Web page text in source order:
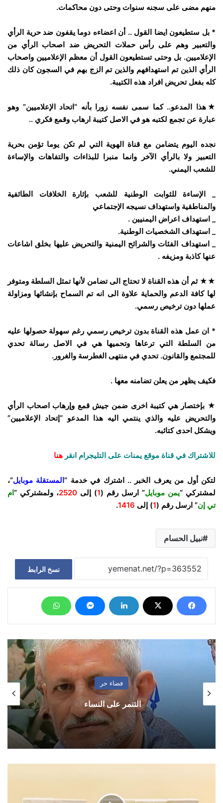
منهم مضى على سجنه سنوات وحتى دون محاكمات.
* بل ستطيعون ايضا القول .. أن اعضاءه دوما يقفون ضد حرية الرأي
والتعبير وهم على رأس حملات التحريض ضد اصحاب الرأي من
الإعلاميين. بل وحتى تستطيعون القول أن معظم الإعلاميين واصحاب
الرأي الذين تم استهدافهم والذين تم الزج بهم في السجون كان ذلك
كله بفعل تحريض افراد هذه الكتيبة.
★هذا المدعو.. كما سمى نفسه زورا بأنه “اتحاد الإعلاميين” وهو
عبارة عن تجمع لكتبه هو في الاصل كتيبة ارهاب وقمع فكري ..
نجده اليوم يتضامن مع قناة الهوية التي لم تكن يوما تؤمن بحرية
التعبير ولا بالرأي الآخر وانما منبرا للبذاءات والتفاهات والإساءة
للشعب اليمني.
_ الإساءة للثوابت الوطنية للشعب بإثارة الخلافات الطائفية
والمناطقية واستهداف نسيجه الإجتماعي
_ استهداف اعراض اليمنيين .
_ استهداف الشخصيات الوطنية.
_ استهداف الفئات والشرائح اليمنية والتحريض عليها بخلق اشاعات
عنها كاذبة ومزيفه .
★★ ثم أن هذه القناة لا تحتاج الى تضامن لأنها تمثل السلطة ومتوفر
لها كافة الدعم والحماية علاوة الى انه تم السماح بإنشائها ومزاولة
عملها دون ترخيص رسمي.
* ان عمل هذه القناة بدون ترخيص رسمي رغم سهولة حصولها عليه
من السلطة التي ترعاها وتحميها هي في الاصل رسالة تحدي
للمجتمع والقانون. تحدي في منتهى الغطرسة والغرور.
فكيف يظهر من يعلن تضامنه معها .
★ بإختصار هي كتيبة اخرى ضمن جيش قمع وإرهاب اصحاب الرأي
والتحريض عليه والذي ينتمي اليه هذا المدعو “إتحاد الإعلاميين”
ويشكل احدى كتائبه.
للاشتراك في قناة موقع يمنات على التليجرام انقر هنا
لتكن أول من يعرف الخبر .. اشترك في خدمة “المستقلة موبايل“،
لمشتركي “يمن موبايل” ارسل رقم (1) إلى 2520، ولمشتركي “ام
تي إن” ارسل رقم (1) إلى 1416
.
نبيل الحسام
نسخ الرابط
فضاء حر
التنمر على النساء